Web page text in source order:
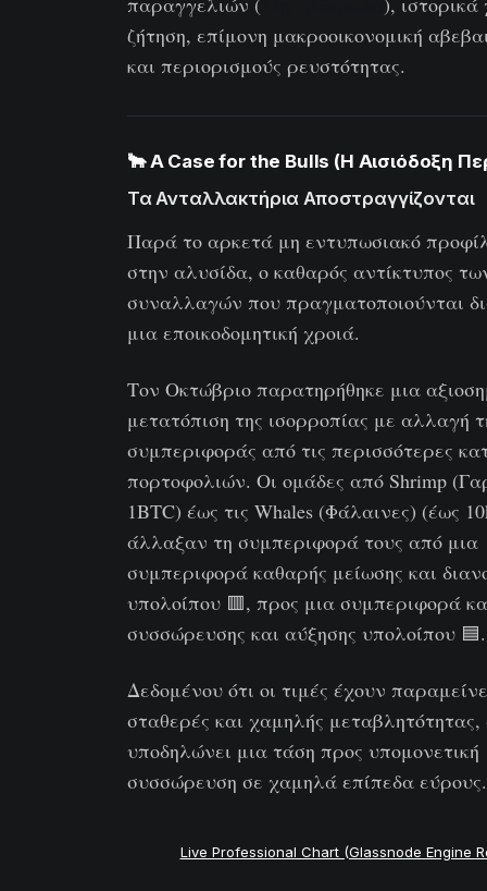
ζήτηση, επίμονη μακροοικονομική
και περιορισμούς ρευστότητας.
🐂 A Case for the Bulls (Η Αισιόδοξη
Τα Ανταλλακτήρια Αποστραγγίζονται
Παρά το αρκετά μη εντυπωσιακό
στην αλυσίδα, ο καθαρός αντίκτυπος
συναλλαγών που πραγματοποιούνται
μια εποικοδομητική χροιά.
Τον Οκτώβριο παρατηρήθηκε μια
μετατόπιση της ισορροπίας με αλλαγή
συμπεριφοράς από τις περισσότερες
πορτοφολιών. Οι ομάδες από Shrimp
1BTC) έως τις Whales (Φάλαινες) (έως
άλλαξαν τη συμπεριφορά τους από μια
συμπεριφορά καθαρής μείωσης και
υπολοίπου 🟥, προς μια συμπεριφορά
συσσώρευσης και αύξησης υπολοίπου 🟦.
Δεδομένου ότι οι τιμές έχουν
σταθερές και χαμηλής μεταβλητότητας,
υποδηλώνει μια τάση προς υπομονετική
συσσώρευση σε χαμηλά επίπεδα εύρους.
Live Professional Chart (Glassnode Engine